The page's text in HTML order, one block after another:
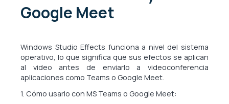
Google Meet
Windows Studio Effects funciona a nivel del sistema
operativo, lo que significa que sus efectos se aplican
al video antes de enviarlo a videoconferencia
aplicaciones como Teams o Google Meet.
1. Cómo usarlo con MS Teams o Google Meet: